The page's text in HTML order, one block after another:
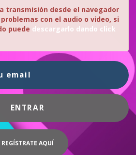
transmisión desde el navegador
con el audio o video, si
puede descargarlo dando click
ENTRAR
REGÍSTRATE AQUÍ